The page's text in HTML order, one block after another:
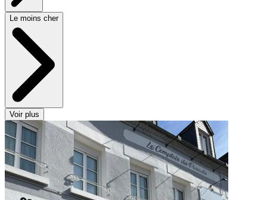
Le moins cher
Voir plus